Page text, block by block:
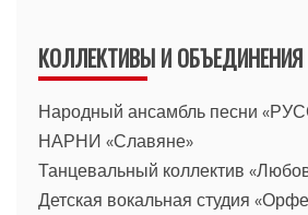
КОЛЛЕКТИВЫ И ОБЪЕДИНЕНИЯ
Народный ансамбль песни
НАРНИ «Славяне»
Танцевальный коллектив
Детская вокальная студия